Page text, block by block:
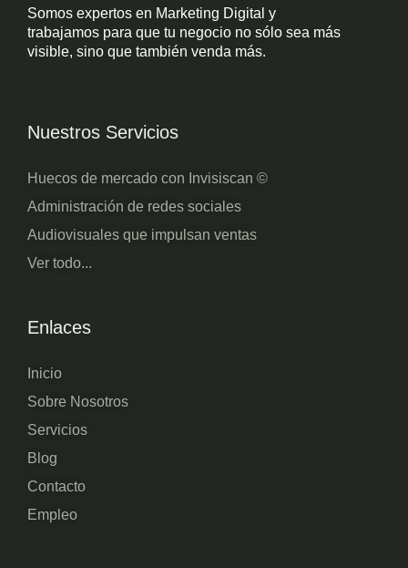
Enlaces
Inicio
Sobre Nosotros
Servicios
Blog
Contacto
Empleo
Nuestros Servicios
Huecos de mercado con Invisiscan ©
Administración de redes sociales
Audiovisuales que impulsan ventas
Ver todo...
Somos expertos en Marketing Digital y
trabajamos para que tu negocio no sólo sea más
visible, sino que también venda más.